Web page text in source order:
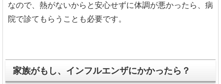
なので、熱がないからと安心せずに体調が悪かったら、病
院で診てもらうことも必要です。
家族がもし、インフルエンザにかかったら？